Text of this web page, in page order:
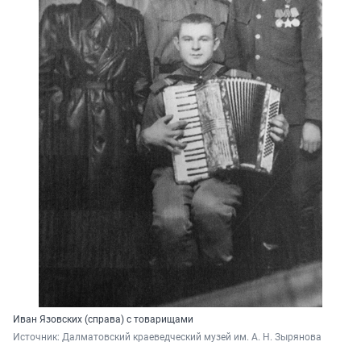
Иван Язовских (справа) с товарищами
Источник: Далматовский краеведческий музей им. А. Н. Зырянова